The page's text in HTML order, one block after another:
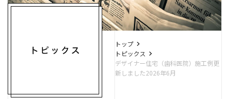
高性能住宅
トップ
トピックス
デザイナー住宅（歯科医院）施工例更
新しました2026年6月